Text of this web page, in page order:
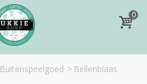
0
Buitenspeelgoed > Bellenblaas